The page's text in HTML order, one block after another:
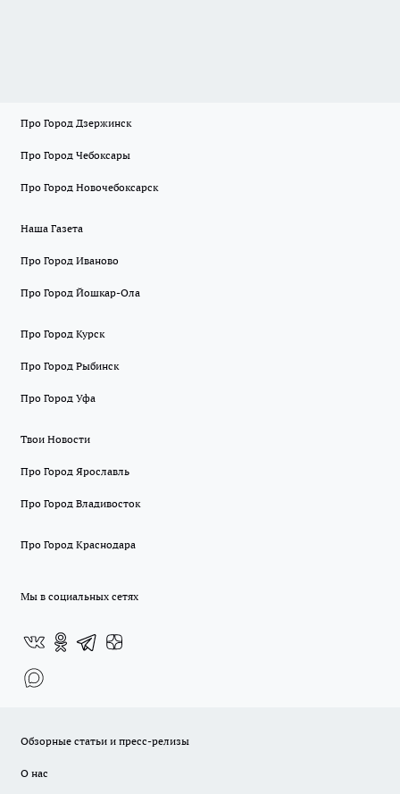
Про Город Дзержинск
Про Город Чебоксары
Про Город Новочебоксарск
Наша Газета
Про Город Иваново
Про Город Йошкар-Ола
Про Город Курск
Про Город Рыбинск
Про Город Уфа
Твои Новости
Про Город Ярославль
Про Город Владивосток
Про Город Краснодара
Мы в социальных сетях
Обзорные статьи и пресс-релизы
О нас